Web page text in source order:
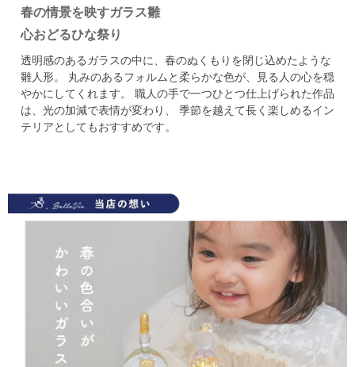
春の情景を映すガラス雛
心おどるひな祭り
透明感のあるガラスの中に、春のぬくもりを閉じ込めたような
雛人形。
丸みのあるフォルムと柔らかな色が、見る人の心を穏
やかにしてくれます。
職人の手で一つひとつ仕上げられた作品
は、光の加減で表情が変わり、
季節を越えて長く楽しめるイン
テリアとしてもおすすめです。